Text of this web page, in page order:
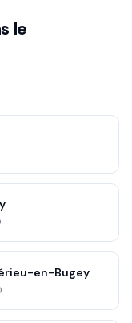
le
en-Bugey